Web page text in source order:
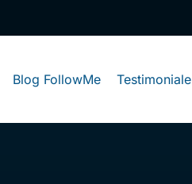
Blog FollowMe Testimoniale